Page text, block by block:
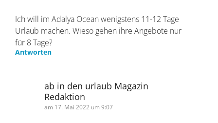
Gerold Tränkler
am 17. Mai 2022 um 3:04
Urlaub machen. Wieso gehen ihre Angebote nur
für 8 Tage?
Antworten